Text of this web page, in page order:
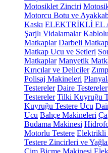
Motosiklet Zinciri
Motorcu Botu ve
Kaskı ELEKTRİKLİ EL
Şarjlı Vidalamalar
Matkaplar Darbeli
Matkap Ucu ve Setleri
Matkaplar Manyetik
Kırıcılar ve Deliciler
Polisaj Makineleri
Testereler Daire Testereler
Testereler Tilki Kuyruğu
Kuyruğu Testere Ucu
Ucu Bahçe Makineleri
Budama Makinesi
Motorlu Testere Elektrikli
Testere Zincirleri ve
Çim Biçme Makinesi